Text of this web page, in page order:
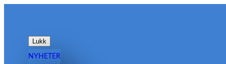
innholdLukk
NYHETER